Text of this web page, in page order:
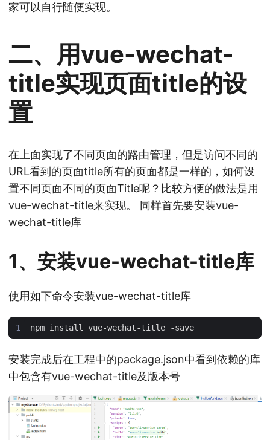
家可以自行随便实现。
二、用vue-wechat-
title实现页面title的设
置
在上面实现了不同页面的路由管理，但是访问不同的
URL看到的页面title所有的页面都是一样的，如何设
置不同页面不同的页面Title呢？比较方便的做法是用
vue-wechat-title来实现。 同样首先要安装vue-
wechat-title库
1、安装vue-wechat-title库
使用如下命令安装vue-wechat-title库
安装完成后在工程中的package.json中看到依赖的库
中包含有vue-wechat-title及版本号